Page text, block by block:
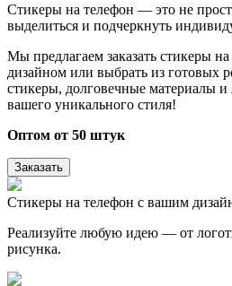
Стикеры на телефон — это не
выделиться и подчеркнуть
Мы предлагаем заказать стикеры
дизайном или выбрать из
стикеры, долговечные материалы
вашего уникального стиля!
Оптом от 50 штук
Заказать
Стикеры на телефон с вашим
Реализуйте любую идею — от
рисунка.